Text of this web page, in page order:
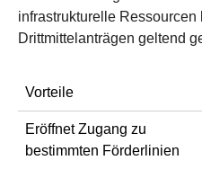
infrastrukturelle
Drittmittelanträgen geltend
Vorteile
Eröffnet Zugang zu
bestimmten Förderlinien